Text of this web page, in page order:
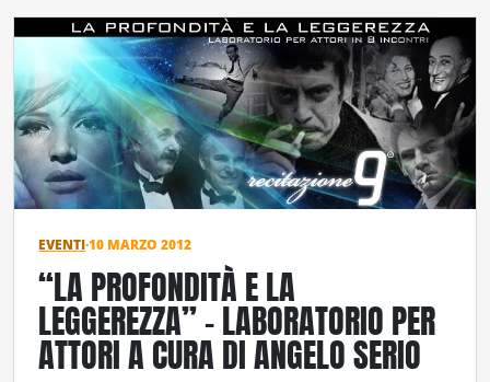
EVENTI·10 MARZO 2012
“LA PROFONDITÀ E LA
LEGGEREZZA” – LABORATORIO PER
ATTORI A CURA DI ANGELO SERIO